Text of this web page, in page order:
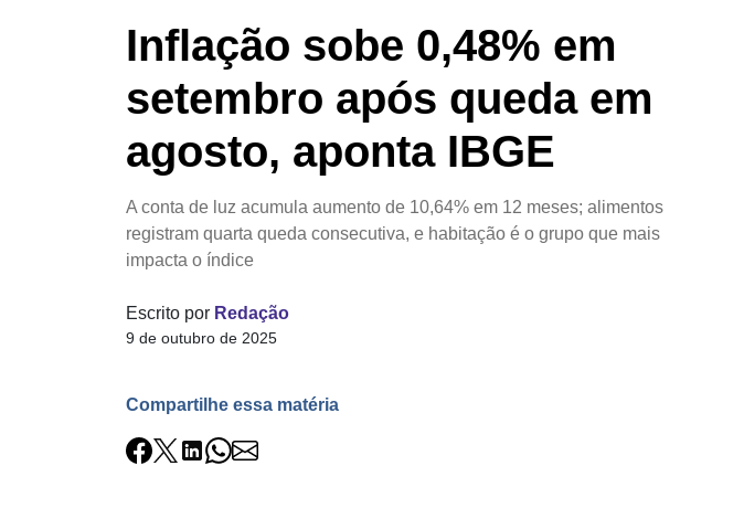
Inflação sobe 0,48% em
setembro após queda em
agosto, aponta IBGE
A conta de luz acumula aumento de 10,64% em 12 meses; alimentos
registram quarta queda consecutiva, e habitação é o grupo que mais
impacta o índice
Escrito por Redação
9 de outubro de 2025
Compartilhe essa matéria